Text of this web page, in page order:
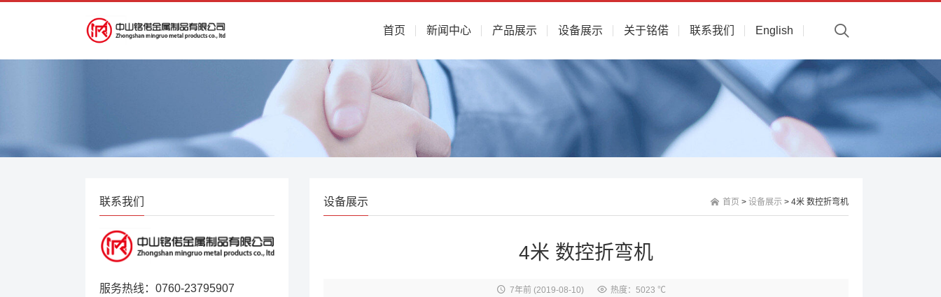
首页 新闻中心 产品展示 设备展示 关于铭偌 联系我们 English
联系我们
服务热线：0760-23795907
设备展示 首页 > 设备展示 > 4米 数控折弯机
4米 数控折弯机
7年前(2019-08-10) 热度：5023 ℃